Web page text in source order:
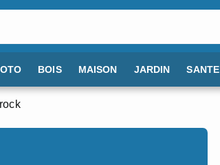
BOIS MAISON JARDIN SANTE